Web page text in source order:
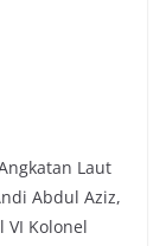
Laut
Abdul Aziz,
VI Kolonel